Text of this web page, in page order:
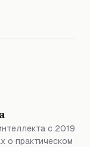
с 2019
о практическом